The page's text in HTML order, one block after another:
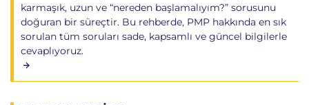
karmaşık, uzun ve “nereden başlamalıyım?” sorusunu
doğuran bir süreçtir. Bu rehberde, PMP hakkında en sık
sorulan tüm soruları sade, kapsamlı ve güncel bilgilerle
cevaplıyoruz.